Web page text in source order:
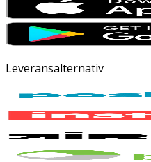
Leveransalternativ